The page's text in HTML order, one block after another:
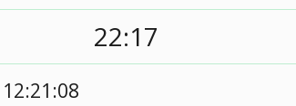
22:17
12:21:09